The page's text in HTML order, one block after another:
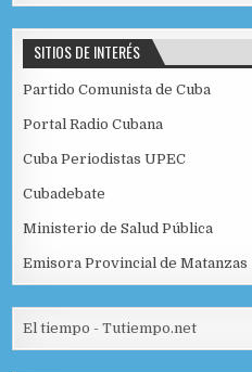
SITIOS DE INTERÉS
Partido Comunista de Cuba
Portal Radio Cubana
Cuba Periodistas UPEC
Cubadebate
Ministerio de Salud Pública
Emisora Provincial de Matanzas
El tiempo - Tutiempo.net